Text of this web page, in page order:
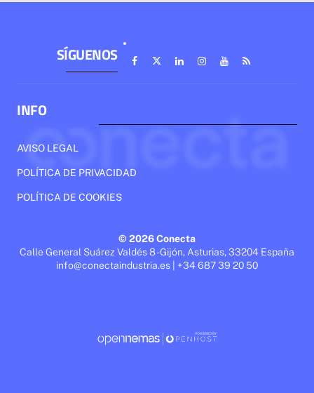
SÍGUENOS
INFO
AVISO LEGAL
POLÍTICA DE PRIVACIDAD
POLÍTICA DE COOKIES
© 2026 Conecta
Calle General Suárez Valdés 8 - Gijón, Asturias, 33204 España
info@conectaindustria.es | +34 687 39 20 50